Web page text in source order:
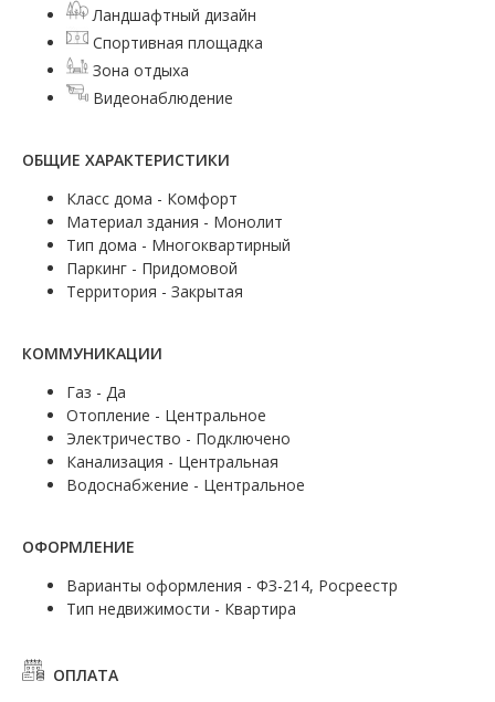
Ландшафтный дизайн
Спортивная площадка
Зона отдыха
Видеонаблюдение
ОБЩИЕ ХАРАКТЕРИСТИКИ
Класс дома - Комфорт
Материал здания - Монолит
Тип дома - Многоквартирный
Паркинг - Придомовой
Территория - Закрытая
КОММУНИКАЦИИ
Газ - Да
Отопление - Центральное
Электричество - Подключено
Канализация - Центральная
Водоснабжение - Центральное
ОФОРМЛЕНИЕ
Варианты оформления - ФЗ-214, Росреестр
Тип недвижимости - Квартира
ОПЛАТА